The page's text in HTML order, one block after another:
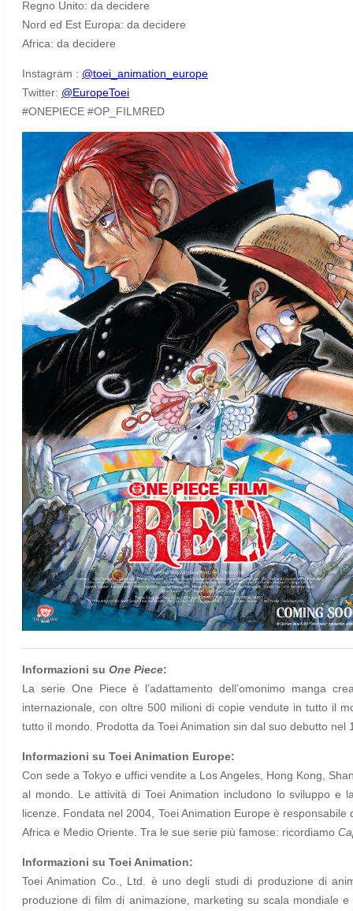
Regno Unito: da decidere
Nord ed Est Europa: da decidere
Africa: da decidere
Instagram : @toei_animation_europe
Twitter: @EuropeToei
#ONEPIECE #OP_FILMRED
Informazioni su One Piece:
La serie One Piece è l’adattamento dell’omonimo manga
internazionale, con oltre 500 milioni di copie vendute in tutto il
tutto il mondo. Prodotta da Toei Animation sin dal suo debutto
Informazioni su Toei Animation Europe:
Con sede a Tokyo e uffici vendite a Los Angeles, Hong Kong,
al mondo. Le attività di Toei Animation includono lo sviluppo e
licenze. Fondata nel 2004, Toei Animation Europe è
Africa e Medio Oriente. Tra le sue serie più famose: ricordiamo
Informazioni su Toei Animation:
Toei Animation Co., Ltd. è uno degli studi di produzione di
produzione di film di animazione, marketing su scala mondiale